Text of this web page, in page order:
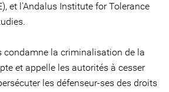
et l'Andalus Institute for Tolerance
condamne la criminalisation de la
et appelle les autorités à cesser
les défenseur-ses des droits